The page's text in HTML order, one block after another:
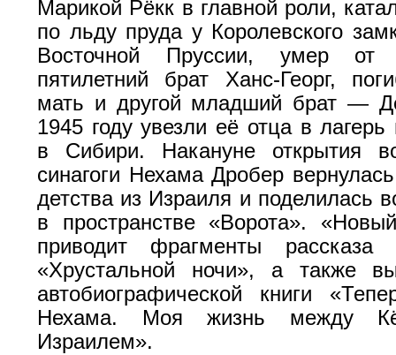
Марикой Рёкк в главной роли,
по льду пруда у Королевского
Восточной Пруссии, умер от
пятилетний брат Ханс-Георг,
мать и другой младший брат —
1945 году увезли её отца в
в Сибири. Накануне открытия
синагоги Нехама Дробер
детства из Израиля и поделилась
в пространстве «Ворота».
приводит фрагменты рассказа
«Хрустальной ночи», а также
автобиографической книги
Нехама. Моя жизнь между
Израилем».